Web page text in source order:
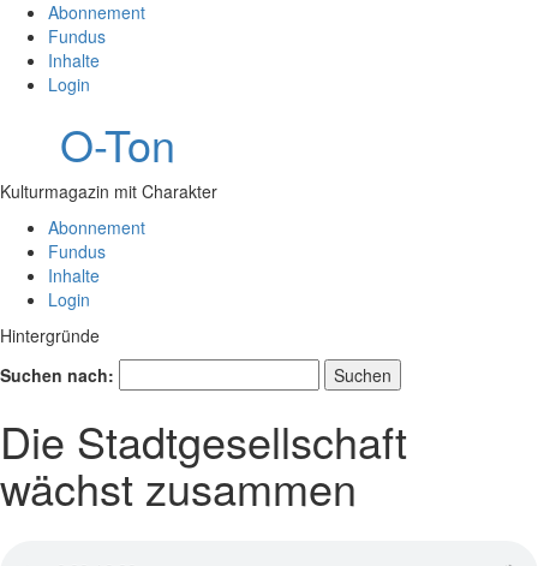
Abonnement
Fundus
Inhalte
Login
O-Ton
Kulturmagazin mit Charakter
Abonnement
Fundus
Inhalte
Login
Hintergründe
Suchen nach:
Die Stadtgesellschaft
wächst zusammen